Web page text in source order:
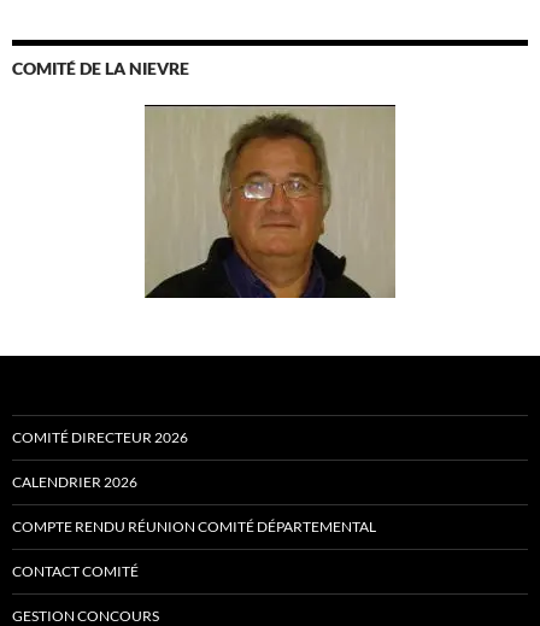
COMITÉ DE LA NIEVRE
COMITÉ DIRECTEUR 2026
CALENDRIER 2026
COMPTE RENDU RÉUNION COMITÉ DÉPARTEMENTAL
CONTACT COMITÉ
GESTION CONCOURS